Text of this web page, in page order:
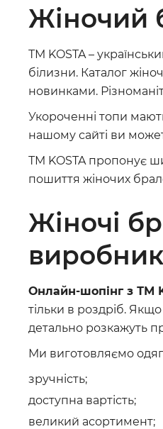
Жіночий
ТМ KOSTA –
білизни. Каталог
новинками.
Укороченні топи
нашому сайті ви
ТМ KOSTA пропонує
пошиття жіночих
Жіночі
Онлайн-шопінг з ТМ
тільки в роздріб.
детально розкажуть
Ми виготовляємо
зручність;
доступна вартість;
великий асортимент;